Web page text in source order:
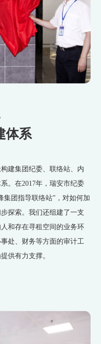
体系
建集团纪委、联络站、内
。在2017年，瑞安市纪委
集团指导联络站”，对如何加
探索。我们还组建了一支
和存在寻租空间的业务环
处、财务等方面的审计工
供有力支撑。